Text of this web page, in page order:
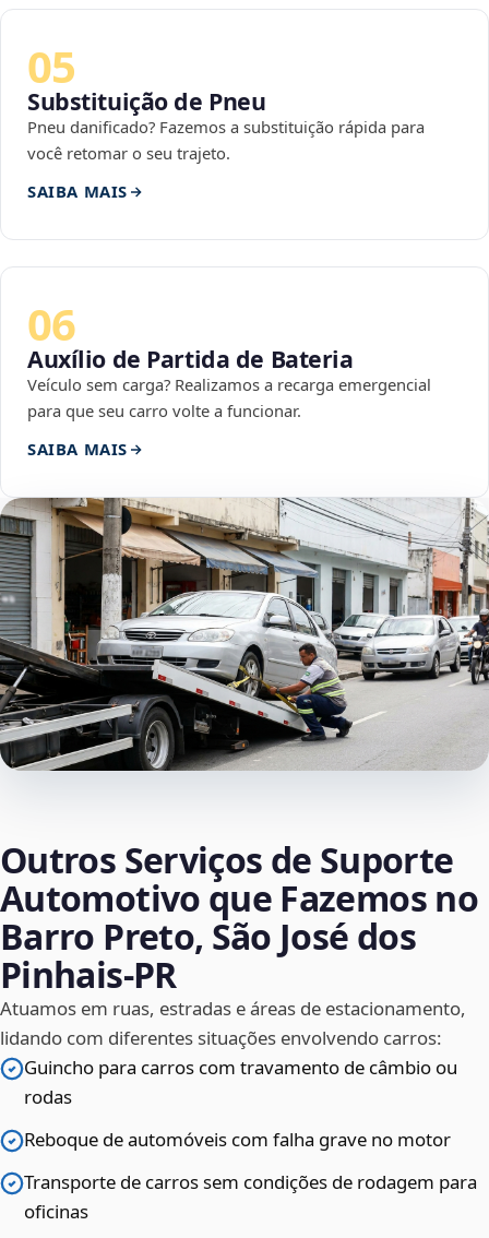
05
Substituição de Pneu
Pneu danificado? Fazemos a substituição rápida para
você retomar o seu trajeto.
SAIBA MAIS
06
Auxílio de Partida de Bateria
Veículo sem carga? Realizamos a recarga emergencial
para que seu carro volte a funcionar.
SAIBA MAIS
Outros Serviços de Suporte
Automotivo que Fazemos no
Barro Preto, São José dos
Pinhais‑PR
Atuamos em ruas, estradas e áreas de estacionamento,
lidando com diferentes situações envolvendo carros:
Guincho para carros com travamento de câmbio ou
rodas
Reboque de automóveis com falha grave no motor
Transporte de carros sem condições de rodagem para
oficinas